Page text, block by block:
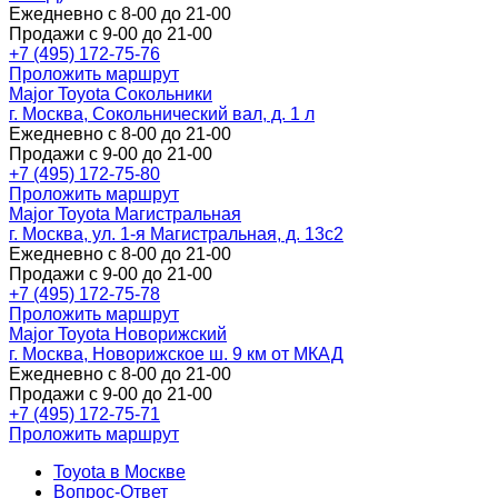
Ежедневно с 8-00 до 21-00
Продажи с 9-00 до 21-00
+7 (495) 172-75-76
Проложить маршрут
Major Toyota Сокольники
г. Москва, Сокольнический вал, д. 1 л
Ежедневно с 8-00 до 21-00
Продажи с 9-00 до 21-00
+7 (495) 172-75-80
Проложить маршрут
Major Toyota Магистральная
г. Москва, ул. 1-я Магистральная, д. 13с2
Ежедневно с 8-00 до 21-00
Продажи с 9-00 до 21-00
+7 (495) 172-75-78
Проложить маршрут
Major Toyota Новорижский
г. Москва, Новорижское ш. 9 км от МКАД
Ежедневно с 8-00 до 21-00
Продажи с 9-00 до 21-00
+7 (495) 172-75-71
Проложить маршрут
Toyota в Москве
Вопрос-Ответ